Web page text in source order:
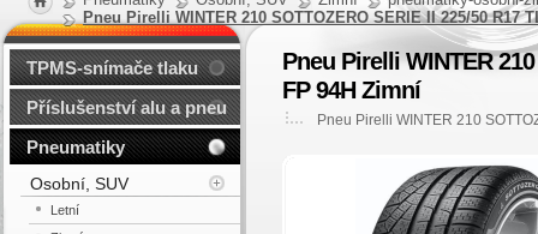
Pneu Pirelli WINTER 210 SOTTOZERO SERIE II 225/50 R17
Pneu Pirelli WINTER
FP 94H Zimní
Pneu Pirelli WINTER 210
TPMS-snímače tlaku
Příslušenství alu a pneu
Pneumatiky
Osobní, SUV
Letní